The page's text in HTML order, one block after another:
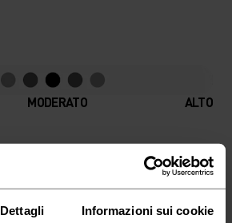
Dettagli Informazioni sui cookie
MODERATO ALTO